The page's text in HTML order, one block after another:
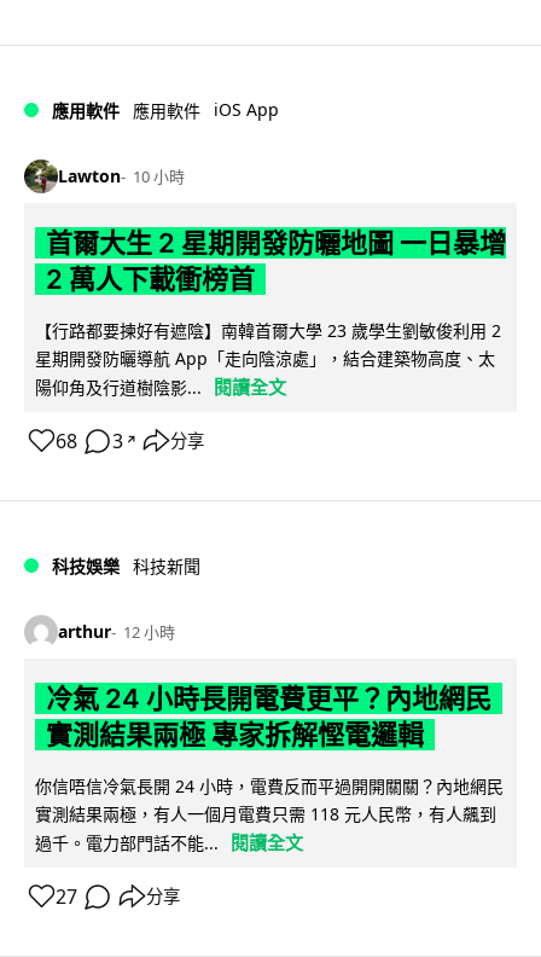
應用軟件 應用軟件 iOS App
Lawton 10 小時
首爾大生 2 星期開發防曬地圖 一日暴增
2 萬人下載衝榜首
【行路都要揀好有遮陰】南韓首爾大學 23 歲學生劉敏俊利用 2
星期開發防曬導航 App「走向陰涼處」，結合建築物高度、太
陽仰角及行道樹陰影...
閱讀全文
68 3 ↗ 分享
科技娛樂 科技新聞
arthur 12 小時
冷氣 24 小時長開電費更平？內地網民
實測結果兩極 專家拆解慳電邏輯
你信唔信冷氣長開 24 小時，電費反而平過開開關關？內地網民
實測結果兩極，有人一個月電費只需 118 元人民幣，有人飆到
過千。電力部門話不能...
閱讀全文
27 分享